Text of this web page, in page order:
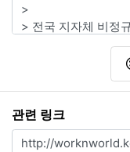
관련 링크